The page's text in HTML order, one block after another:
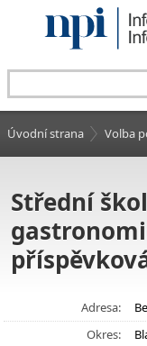
Úvodní strana Volba
Střední
Adresa:
Okres: